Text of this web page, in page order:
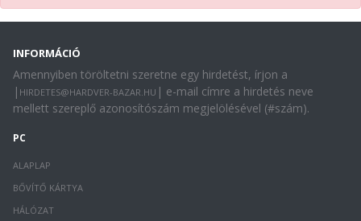
INFORMÁCIÓ
Amennyiben töröltetni szeretne egy hirdetést, írjon a
| HIRDETES@HARDVER-BAZAR.HU | e-mail címre a hirdetés neve
mellett szereplő azonosítószám megjelölésével (#szám).
PC
ALAPLAP
BŐVÍTŐ KÁRTYA
HÁLÓZAT